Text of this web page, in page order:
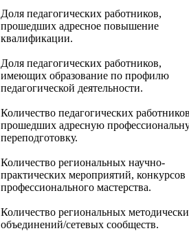
Доля педагогических работников,
прошедших адресное повышение
квалификации.
Доля педагогических работников,
имеющих образование по профилю
педагогической деятельности.
Количество педагогических
прошедших адресную
переподготовку.
Количество региональных научно-
практических мероприятий, конкурсов
профессионального мастерства.
Количество региональных
объединений/сетевых сообществ.